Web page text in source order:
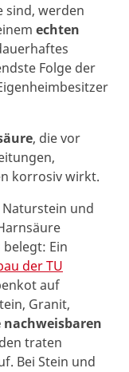
sind, werden
echten
Folge der
, die vor
korrosiv wirkt.
und
Ein
der TU
auf
Granit,
nachweisbaren
traten
Bei Stein und